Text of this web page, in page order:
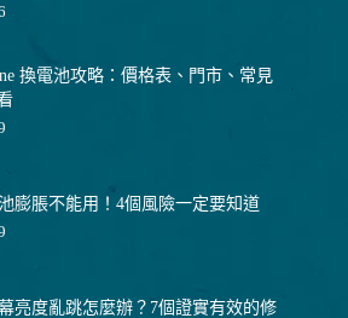
換電池攻略：價格表、門市、常見
膨脹不能用！4個風險一定要知道
亮度亂跳怎麼辦？7個證實有效的修